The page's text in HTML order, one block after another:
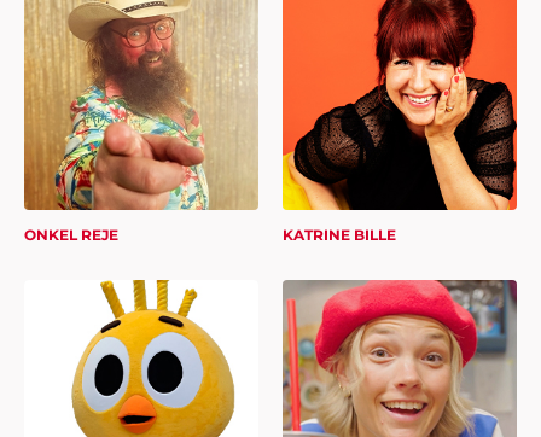
ONKEL REJE KATRINE BILLE